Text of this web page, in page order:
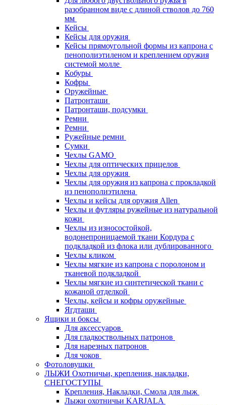
разобранном виде с длиной стволов до 760
мм
Кейсы
Кейсы для оружия
Кейсы прямоугольной формы из капрона с
пенополиэтиленом и креплением оружия
системой молле
Кобуры
Кофры
Оружейные
Патронташи
Патронташи, подсумки
Ремни
Ремни
Ружейные ремни
Сумки
Чехлы GAMO
Чехлы для оптических прицелов
Чехлы для оружия
Чехлы для оружия из капрона с прокладкой
из пенополиэтилена
Чехлы и кейсы для оружия Allen
Чехлы и футляры ружейные из натуральной
кожи
Чехлы из износостойкой,
водонепроницаемой ткани Кордура с
подкладкой из флока или дублированного
Чехлы кликом
Чехлы мягкие из капрона с поролоном и
тканевой подкладкой
Чехлы мягкие из синтетической ткани с
кожаной отделкой
Чехлы, кейсы и кофры оружейные
Ягдташи
Ящики и боксы
Для аксессуаров
Для гладкоствольных патронов
Для нарезных патронов
Для чоков
Фотоловушки
ЛЫЖИ Охотничьи, крепления, накладки,
СНЕГОСТУПЫ
Крепления, Накладки, Смола для лыж
Лыжи охотничьи KARJALA